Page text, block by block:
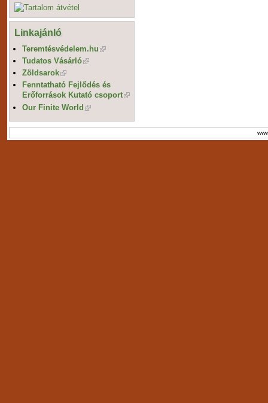
Linkajánló
Teremtésvédelem.hu
Tudatos Vásárló
Zöldsarok
Fenntatható Fejlődés és
Erőforrások Kutató csoport
Our Finite World